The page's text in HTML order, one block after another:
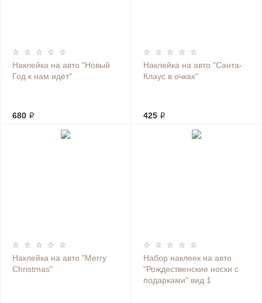
Наклейка на авто "Новый
Год к нам идёт"
680 ₽
Наклейка на авто "Санта-
Клаус в очках"
425 ₽
Наклейка на авто "Merry
Christmas"
Набор наклеек на авто
"Рождественские носки с
подарками" вид 1